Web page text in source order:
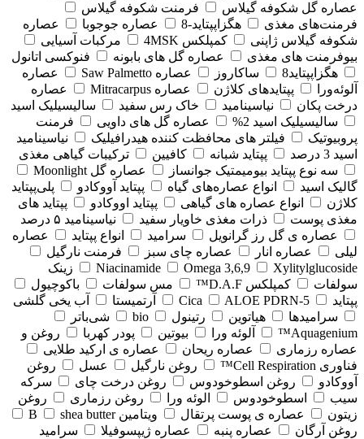
عصاره گل شکوفه گیلاس
فرمنت شکوفه گیلاس
فرمنت‌های مغذی
هگزاپپتاید-8 عصاره جوجوبا
عصاره
شکوفه گیلاس ژاپنی
کمپلکس 4MSK
مرکبات آسیایی
بیوفرمنت های مغذی
عصاره گل های بابونه
فنوکسی اتانول
هگزاپپتاید8
ساکاروز عصاره Saw Palmetto
عصاره
آلوئه‌ورا
پپتایدهای کلاژن عصاره Mitracarpus
عصاره
درخت پکان
نیاسینامید خاک رس سفید
سالیسیلیک اسید
سالیسیلیک اسید 2%
عصاره گل های داویی
فرمنت
پروبیوتیک
فیلتر های محافظت کننده هیدرافیلیک
نیاسینامید
اسید 3 درصد
پپتاید شبانه کافیین
ترکیبات گیاهی مغذی
سه نوع پپتاید بیومیمتیک جوانساز
عصاره گل Moonlight
گالیک اسید
انواع عصاره‌های گیاه پپتاید آووکادو
پلی‌پپتاید
کلاژن
انواع عصاره های گیاهی پپتاید اووکادو
پپتاید های
مغذی پوست
ذرات مغذی خاویار سفید
نیاسینامید ۵ درصد
عصاره ی گل رز گرانویل
سرامید انواع پپتاید
عصاره
لیلی
عصاره انار عصاره چای سبز
فرمنت نارگیل
Niacinamide
Omega 3,6,9 Xylitylglucoside
زینک
سولفات
کمپلکس D.A.F™ مس سولفات
باکوچیول
پپتاید
5-Cica
ALOE PDRN آرتمیستا
آب یخی گلشی
سرامیدها
هیاتوین رتینول bio
شی‌باتر
Aquagenium™
آلوئه ورا بیوتین پودر کهربا
روغن و
عصاره رزماری
عصاره ریحان
عصاره ی ارکید طلایی
فناوری Cell Respiration™
روغن نارگیل عسل
روغن
آووکادو
روغن اسطوخودوس روغن درخت چای
سرکه
سیب
اسطوخودوس الوئه ورا روغن رزماری
روغن
زیتون
عصاره ی پوست پرتقال ویتامین Bshea butter
روغن آرگان
عصاره پنبه عصاره ژیپسوفیلا
سرامید